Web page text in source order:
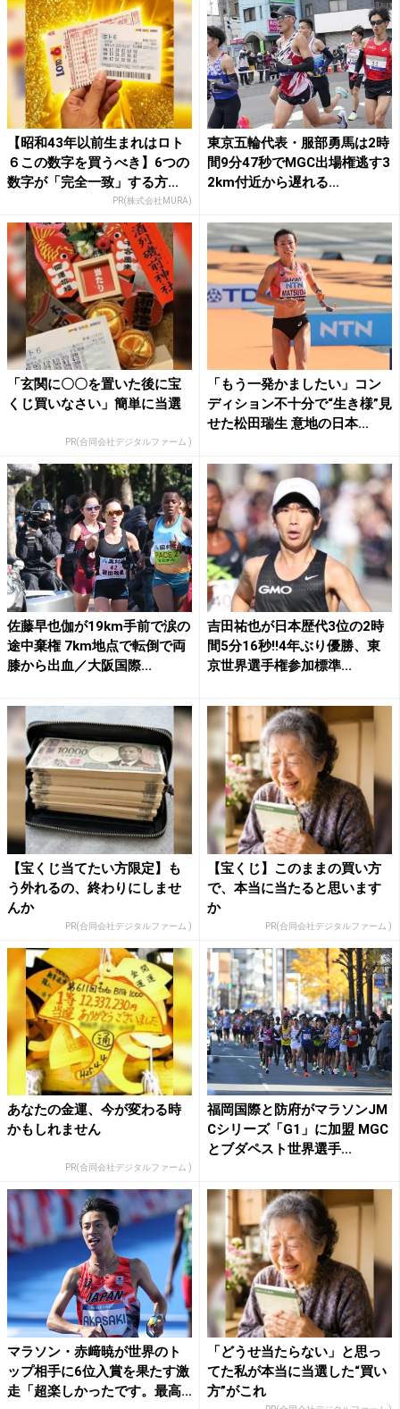
【昭和43年以前生まれはロト
６この数字を買うべき】6つの
数字が「完全一致」する方...
PR(株式会社MURA)
東京五輪代表・服部勇馬は2時
間9分47秒でMGC出場権逃す3
2km付近から遅れる...
「玄関に〇〇を置いた後に宝
くじ買いなさい」簡単に当選
PR(合同会社デジタルファーム )
「もう一発かましたい」コン
ディション不十分で“生き様”見
せた松田瑞生 意地の日本...
佐藤早也伽が19km手前で涙の
途中棄権 7km地点で転倒で両
膝から出血／大阪国際...
吉田祐也が日本歴代3位の2時
間5分16秒!!4年ぶり優勝、東
京世界選手権参加標準...
【宝くじ当てたい方限定】も
う外れるの、終わりにしませ
んか
PR(合同会社デジタルファーム )
【宝くじ】このままの買い方
で、本当に当たると思います
か
PR(合同会社デジタルファーム )
あなたの金運、今が変わる時
かもしれません
PR(合同会社デジタルファーム )
福岡国際と防府がマラソンJM
Cシリーズ「G1」に加盟 MGC
とブダペスト世界選手...
マラソン・赤﨑暁が世界のト
ップ相手に6位入賞を果たす激
走「超楽しかったです。最高...
「どうせ当たらない」と思っ
てた私が本当に当選した“買い
方”がこれ